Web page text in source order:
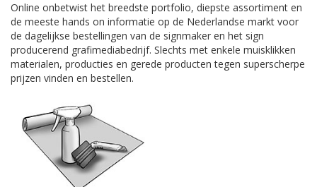
Online onbetwist het breedste portfolio, diepste assortiment en
de meeste hands on informatie op de Nederlandse markt voor
de dagelijkse bestellingen van de signmaker en het sign
producerend grafimediabedrijf. Slechts met enkele muisklikken
materialen, producties en gerede producten tegen superscherpe
prijzen vinden en bestellen.